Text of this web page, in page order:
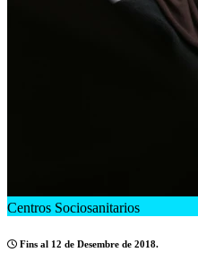
Centros Sociosanitarios
Fins al 12 de Desembre de 2018.